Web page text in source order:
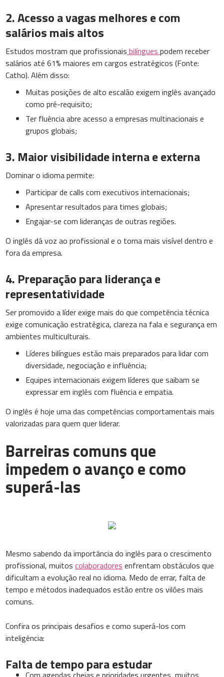
2. Acesso a vagas melhores e com
salários mais altos
Estudos mostram que profissionais bilínguespodem receber
salários até 61% maiores em cargos estratégicos (Fonte:
Catho). Além disso:
Muitas posições de alto escalão exigem inglês avançado
como pré-requisito;
Ter fluência abre acesso a empresas multinacionais e
grupos globais;
3. Maior visibilidade interna e externa
Dominar o idioma permite:
Participar de calls com executivos internacionais;
Apresentar resultados para times globais;
Engajar-se com lideranças de outras regiões.
O inglês dá voz ao profissional e o torna mais visível dentro e
fora da empresa.
4. Preparação para liderança e
representatividade
Ser promovido a líder exige mais do que competência técnica
exige comunicação estratégica, clareza na fala e segurança em
ambientes multiculturais.
Líderes bilíngues estão mais preparados para lidar com
diversidade, negociação e influência;
Equipes internacionais exigem líderes que saibam se
expressar em inglês com fluência e empatia.
O inglês é hoje uma das competências comportamentais mais
valorizadas para quem quer liderar.
Barreiras comuns que
impedem o avanço e como
superá-las
Mesmo sabendo da importância do inglês para o crescimento
profissional, muitoscolaboradores enfrentam obstáculos que
dificultam a evolução real no idioma. Medo de errar, falta de
tempo e métodos inadequados estão entre os vilões mais
comuns.
Confira os principais desafios e como superá-los com
inteligência:
Falta de tempo para estudar